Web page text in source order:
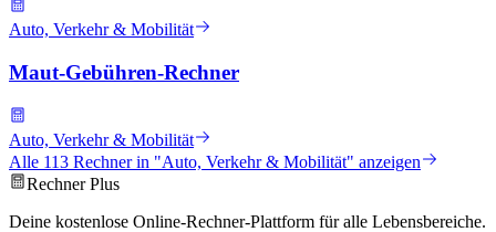
Auto, Verkehr & Mobilität
Maut-Gebühren-Rechner
Auto, Verkehr & Mobilität
Alle 113 Rechner in "Auto, Verkehr & Mobilität" anzeigen
Rechner Plus
Deine kostenlose Online-Rechner-Plattform für alle Lebensbereiche.